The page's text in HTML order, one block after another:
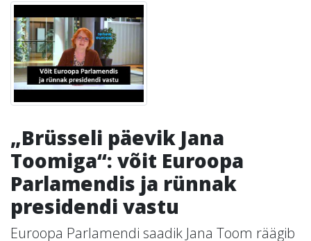
„Brüsseli päevik Jana
Toomiga“: võit Euroopa
Parlamendis ja rünnak
presidendi vastu
Euroopa Parlamendi saadik Jana Toom räägib